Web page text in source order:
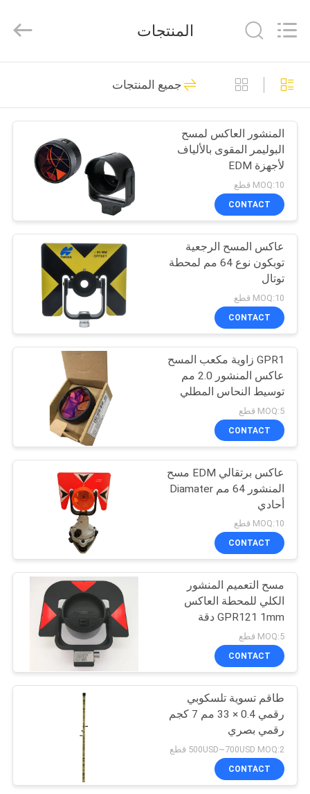
منزل،
بيت
منتجات
معلومات
جولة
في
المعمل
مراقبة
الجودة
اتصل
اطلب
اقتباس
خريطة
الموقع
PRIVACY
POLICY
Instrument
Co.,Ltd.
Reserved.
مسح المنشور العاكس
23
منشور المسح الصغير
33
منشور 360 درجة
13
إجمالي منشور
المحطة
11
المنشور القطب بيبود
11
المنتجات
جميع المنتجات
المنشور العاكس لمسح
البوليمر المقوى بالألياف
لأجهزة EDM
MOQ:10 قطع
CONTACT
عاكس المسح الرجعية
توبكون نوع 64 مم لمحطة
توتال
MOQ:10 قطع
CONTACT
GPR1 زاوية مكعب المسح
عاكس المنشور 2.0 مم
توسيط النحاس المطلي
MOQ:5 قطع
CONTACT
عاكس برتقالي EDM مسح
المنشور 64 مم Diamater
أحادي
MOQ:10 قطع
CONTACT
مسح التعميم المنشور
الكلي للمحطة العاكس
GPR121 1mm دقة
التمركز
MOQ:5 قطع
CONTACT
طاقم تسوية تلسكوبي
رقمي 0.4 × 33 مم 7 كجم
رقمي بصري
500USD~700USD MOQ:2 قطع
CONTACT